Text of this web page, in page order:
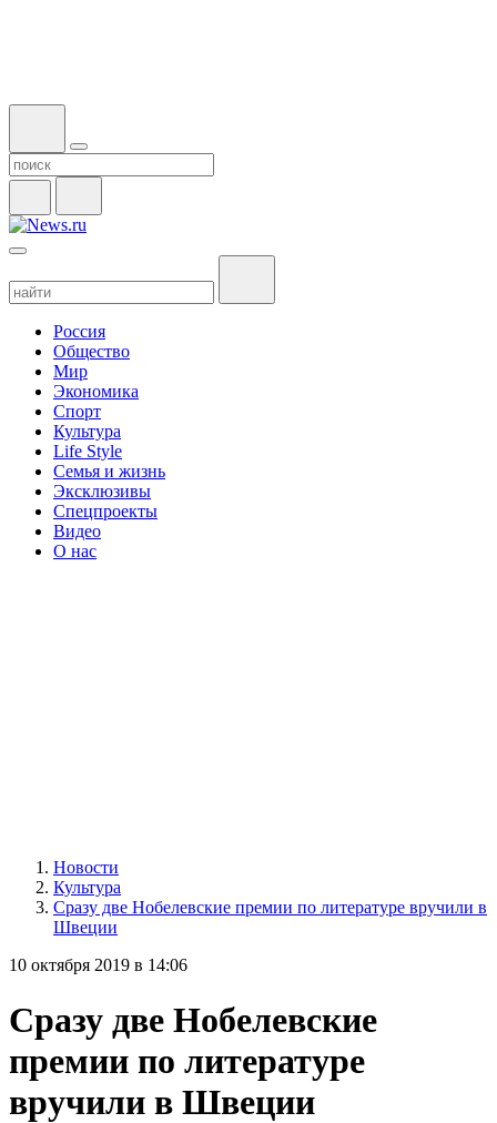
Россия
Общество
Мир
Экономика
Спорт
Культура
Life Style
Семья и жизнь
Эксклюзивы
Спецпроекты
Видео
О нас
Новости
Культура
Сразу две Нобелевские премии по литературе вручили в
Швеции
10 октября 2019 в 14:06
Сразу две Нобелевские
премии по литературе
вручили в Швеции